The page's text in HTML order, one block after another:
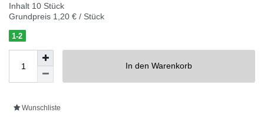
Inhalt 10 Stück
Grundpreis 1,20 € / Stück
1-2
In den Warenkorb
Wunschliste